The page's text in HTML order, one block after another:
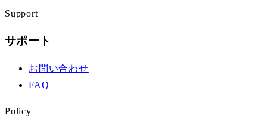
Support
サポート
お問い合わせ
FAQ
Policy